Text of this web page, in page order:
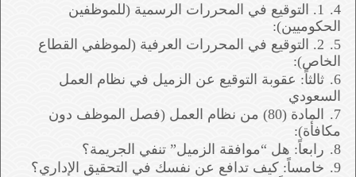
4.
1. التوقيع في المحررات الرسمية (للموظفين
الحكوميين):
5.
2. التوقيع في المحررات العرفية (لموظفي القطاع
الخاص):
6. ثالثاً: عقوبة التوقيع عن الزميل في نظام العمل
السعودي
7.
المادة (80) من نظام العمل (فصل الموظف دون
مكافأة):
8.
رابعاً: هل “موافقة الزميل” تنفي الجريمة؟
9.
خامساً: كيف تدافع عن نفسك في التحقيق الإداري؟